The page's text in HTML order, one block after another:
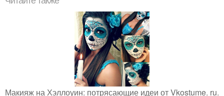
Макияж на Хэллоуин: потрясающие идеи от Vkostume. ru.